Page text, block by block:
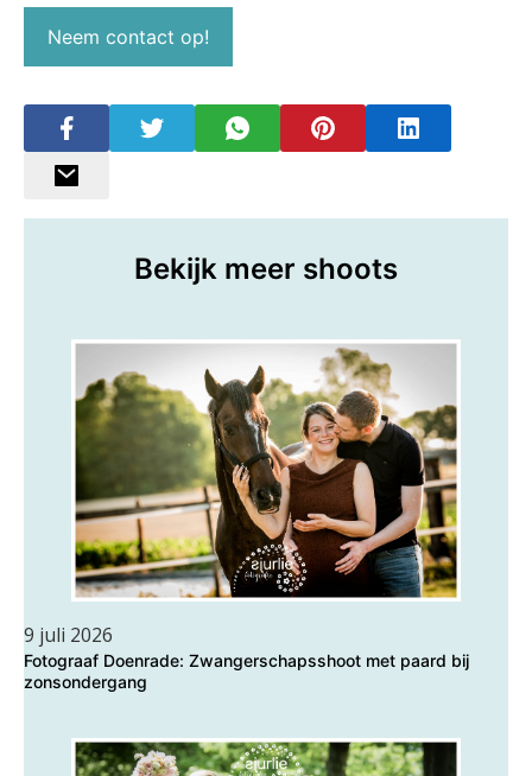
Neem contact op!
Bekijk meer shoots
9 juli 2026
Fotograaf Doenrade: Zwangerschapsshoot met paard bij
zonsondergang